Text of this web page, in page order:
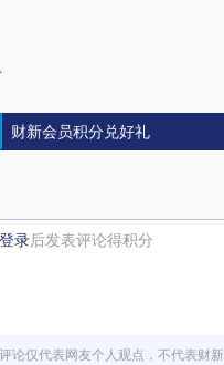
财新会员积分兑好礼
登录后发表评论得积分
评论仅代表网友个人观点，不代表财